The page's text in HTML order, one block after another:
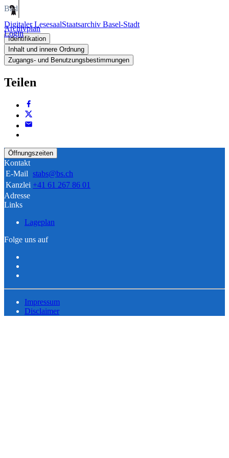
Digitaler LesesaalStaatsarchiv Basel-Stadt
Login
Bild
Archivplan
Identifikation
Inhalt und innere Ordnung
Zugangs- und Benutzungsbestimmungen
Teilen
Öffnungszeiten
Kontakt
E-Mail stabs@bs.ch
Kanzlei +41 61 267 86 01
Adresse
Links
Lageplan
Folge uns auf
Impressum
Disclaimer